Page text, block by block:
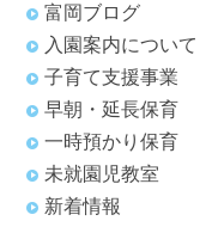
富岡ブログ
入園案内について
子育て支援事業
早朝・延長保育
一時預かり保育
未就園児教室
新着情報